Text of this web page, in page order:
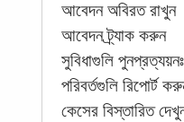
আবেদন অবিরত রাখুন
আবেদন ট্র্যাক করুন
সুবিধাগুলি
পরিবর্তগুলি রিপোর্ট
কেসের বিস্তারিত